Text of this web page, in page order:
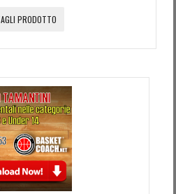
PRODOTTO